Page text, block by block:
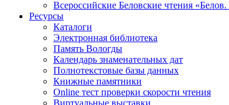
Всероссийские Беловские чтения
Ресурсы
Каталоги
Электронная библиотека
Память Вологды
Календарь знаменательных дат
Полнотекстовые базы данных
Книжные памятники
Online тест проверки скорости чтения
Виртуальные выставки